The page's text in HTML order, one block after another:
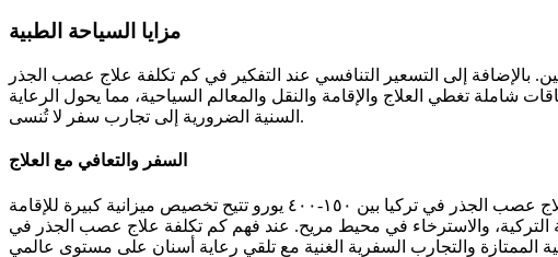
مزايا السياحة الطبية
بالإضافة إلى التسعير التنافسي عند التفكير في كم تكلفة علاج عصب الجذر
باقات شاملة تغطي العلاج والإقامة والنقل والمعالم السياحية، مما يحول الرعاية
السنية الضرورية إلى تجارب سفر لا تُنسى.
السفر والتعافي مع العلاج
يمكن للمرضى تحويل العلاج السني الضروري إلى تجربة عطلة استعادية في مدن تركيا النابضة بالحياة مثل إسطنبول. تكلفة علاج عصب الجذر في تركيا بين ١٥٠-٤٠٠ يورو تتيح تخصيص ميزانية كبيرة للإقامة
التركية، والاسترخاء في محيط مريح. عند فهم كم تكلفة علاج عصب الجذر في